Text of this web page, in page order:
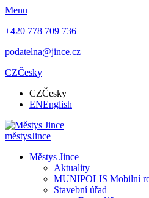
Menu
+420 778 709 736
podatelna@jince.cz
CZČesky
CZČesky
ENEnglish
městysJince
Městys Jince
Aktuality
MUNIPOLIS Mobilní
Stavební úřad